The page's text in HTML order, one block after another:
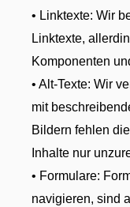
• Linktexte: Wir
Linktexte,
Komponenten
• Alt-Texte: Wir
mit
Bildern fehlen
Inhalte nur
• Formulare:
navigieren, sind